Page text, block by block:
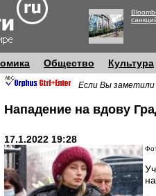
Общество Культура
Если Вы
Нападение на вдову
17.1.2022 19:28